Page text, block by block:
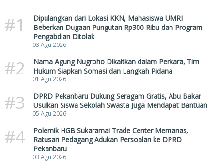
#1
Dipulangkan dari Lokasi KKN, Mahasiswa UMRI
Beberkan Dugaan Pungutan Rp300 Ribu dan Program
Pengabdian Ditolak
03 Agu 2026
#2
Nama Agung Nugroho Dikaitkan dalam Perkara, Tim
Hukum Siapkan Somasi dan Langkah Pidana
01 Agu 2026
#3
DPRD Pekanbaru Dukung Seragam Gratis, Abu Bakar
Usulkan Siswa Sekolah Swasta Juga Mendapat Bantuan
05 Agu 2026
#4
Polemik HGB Sukaramai Trade Center Memanas,
Ratusan Pedagang Adukan Persoalan ke DPRD
Pekanbaru
03 Agu 2026